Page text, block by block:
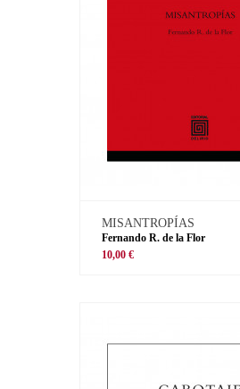
MISANTROPÍAS
Fernando R. de la Flor
10,00 €